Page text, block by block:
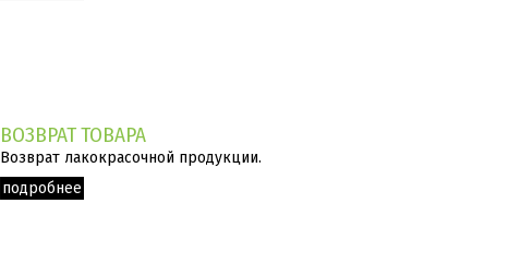
ВОЗВРАТ ТОВАРА
Возврат лакокрасочной продукции.
подробнее